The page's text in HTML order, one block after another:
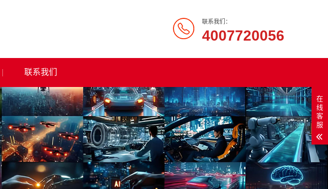
联系我们：
4007720056
联系我们
在
线
客
服